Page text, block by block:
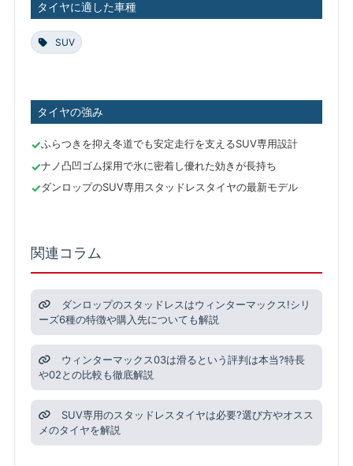
タイヤに適した車種
SUV
タイヤの強み
ふらつきを抑え冬道でも安定走行を支えるSUV専用設計
ナノ凸凹ゴム採用で氷に密着し優れた効きが長持ち
ダンロップのSUV専用スタッドレスタイヤの最新モデル
関連コラム
ダンロップのスタッドレスはウィンターマックス!シリ
ーズ6種の特徴や購入先についても解説
ウィンターマックス03は滑るという評判は本当?特長
や02との比較も徹底解説
SUV専用のスタッドレスタイヤは必要?選び方やオスス
メのタイヤを解説